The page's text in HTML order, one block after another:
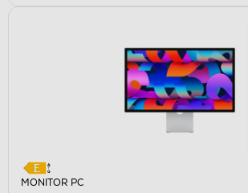
MONITOR PC